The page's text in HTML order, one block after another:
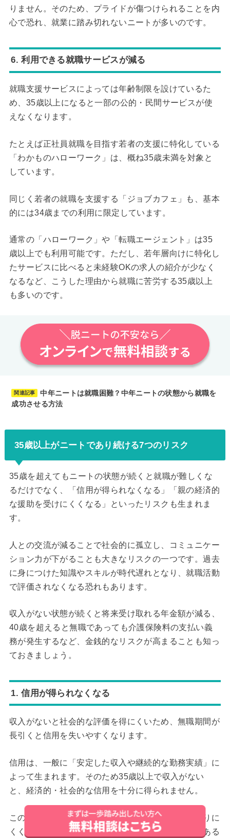
りません。そのため、プライドが傷つけられることを内
心で恐れ、就業に踏み切れないニートが多いのです。
6. 利用できる就職サービスが減る
就職支援サービスによっては年齢制限を設けているた
め、35歳以上になると一部の公的・民間サービスが使
えなくなります。
たとえば正社員就職を目指す若者の支援に特化している
「わかものハローワーク」は、概ね35歳未満を対象と
しています。
同じく若者の就職を支援する「ジョブカフェ」も、基本
的には34歳までの利用に限定しています。
通常の「ハローワーク」や「転職エージェント」は35
歳以上でも利用可能です。ただし、若年層向けに特化し
たサービスに比べると未経験OKの求人の紹介が少なく
なるなど、こうした理由から就職に苦労する35歳以上
も多いのです。
関連記事
中年ニートは就職困難？中年ニートの状態から就職を
成功させる方法
35歳以上がニートであり続ける7つのリスク
35歳を超えてもニートの状態が続くと就職が難しくな
るだけでなく、「信用が得られなくなる」「親の経済的
な援助を受けにくくなる」といったリスクも生まれま
す。
人との交流が減ることで社会的に孤立し、コミュニケー
ション力が下がることも大きなリスクの一つです。過去
に身につけた知識やスキルが時代遅れとなり、就職活動
で評価されなくなる恐れもあります。
収入がない状態が続くと将来受け取れる年金額が減る、
40歳を超えると無職であっても介護保険料の支払い義
務が発生するなど、金銭的なリスクが高まることも知っ
ておきましょう。
1. 信用が得られなくなる
収入がないと社会的な評価を得にくいため、無職期間が
長引くと信用を失いやすくなります。
信用は、一般に「安定した収入や継続的な勤務実績」に
よって生まれます。そのため35歳以上で収入がない
と、経済的・社会的な信用を十分に得られません。
この場合、クレジットカードの審査や賃貸契約が通りに
くくなるなど、生活の面で不便さを感じる可能性がある